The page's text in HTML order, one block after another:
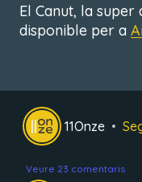
El Canut, la super
disponible per a
11Onze
Veure 23 comentaris